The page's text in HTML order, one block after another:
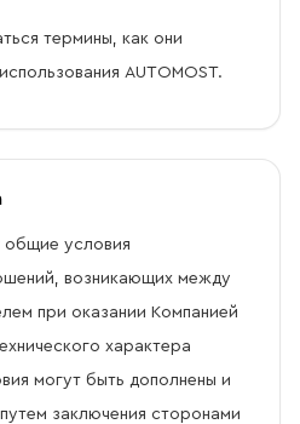
термины, как они
AUTOMOST.
общие условия
возникающих между
при оказании Компанией
характера
могут быть дополнены и
заключения сторонами